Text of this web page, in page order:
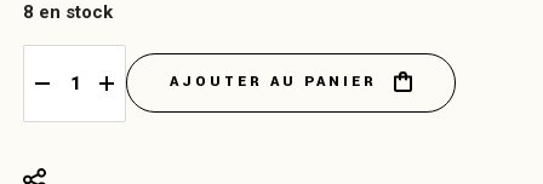
8 en stock
Tuyau de chauffage sous le châssis quantity
AJOUTER AU PANIER